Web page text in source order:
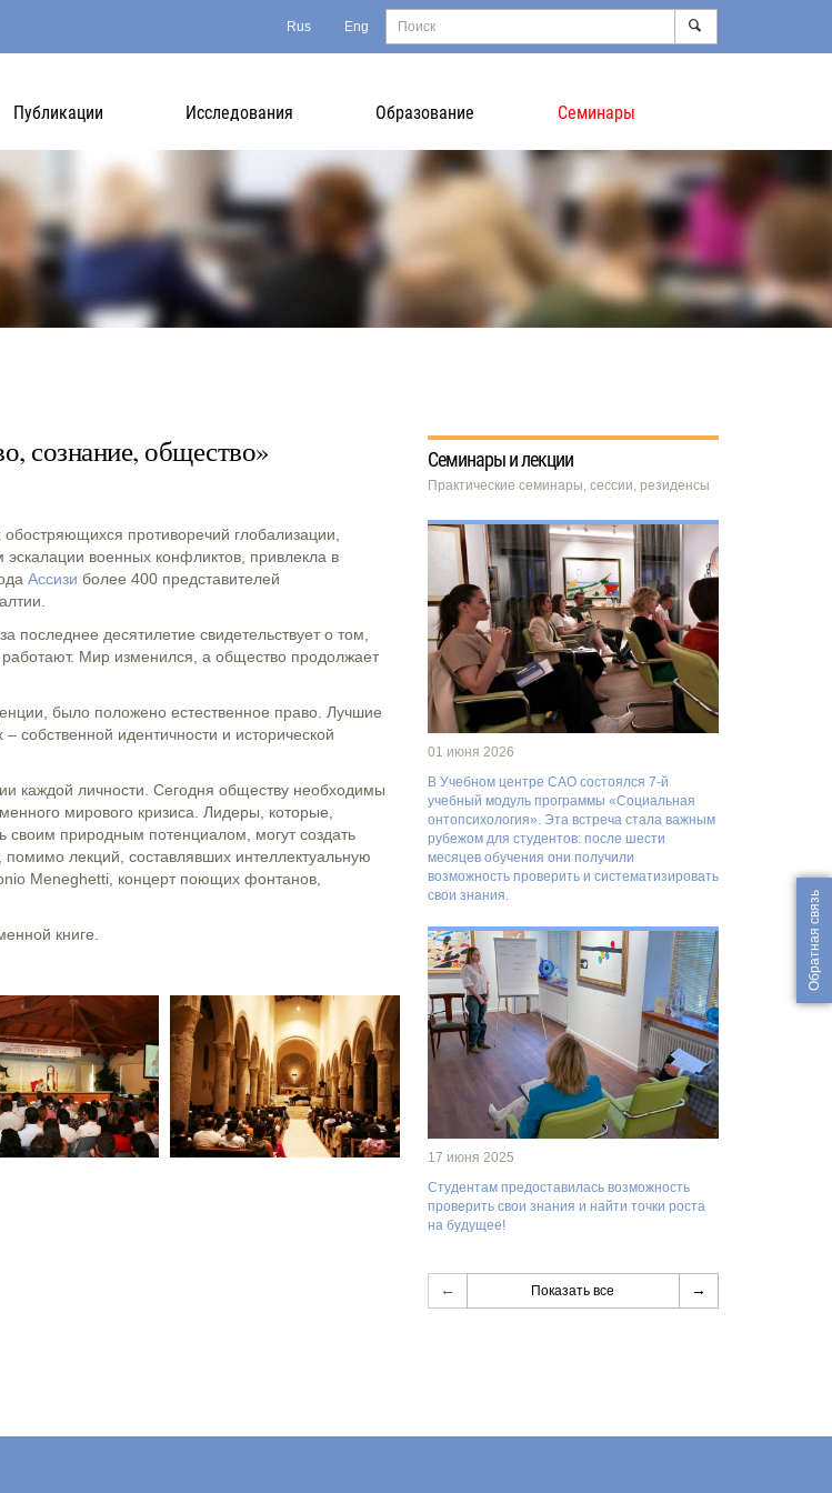
Rus Eng
Публикации Исследования Образование Семинары
сознание, общество»
противоречий глобализации,
военных конфликтов, привлекла в
Ассизи более 400 представителей
последнее десятилетие свидетельствует о том,
Мир изменился, а общество продолжает
было положено естественное право. Лучшие
собственной идентичности и исторической
каждой личности. Сегодня обществу необходимы
мирового кризиса. Лидеры, которые,
своим природным потенциалом, могут создать
лекций, составлявших интеллектуальную
Meneghetti, концерт поющих фонтанов,
книге.
Семинары и лекции
Практические семинары, сессии, резиденсы
01 июня 2026
В Учебном центре САО состоялся 7-й
учебный модуль программы «Социальная
онтопсихология». Эта встреча стала важным
рубежом для студентов: после шести
месяцев обучения они получили
возможность проверить и систематизировать
свои знания.
17 июня 2025
Студентам предоставилась возможность
проверить свои знания и найти точки роста
на будущее!
← Показать все →
Обратная связь